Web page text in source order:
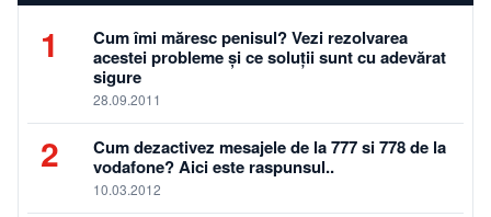
1
Cum îmi măresc penisul? Vezi rezolvarea
acestei probleme și ce soluții sunt cu adevărat
sigure
28.09.2011
2
Cum dezactivez mesajele de la 777 si 778 de la
vodafone? Aici este raspunsul..
10.03.2012